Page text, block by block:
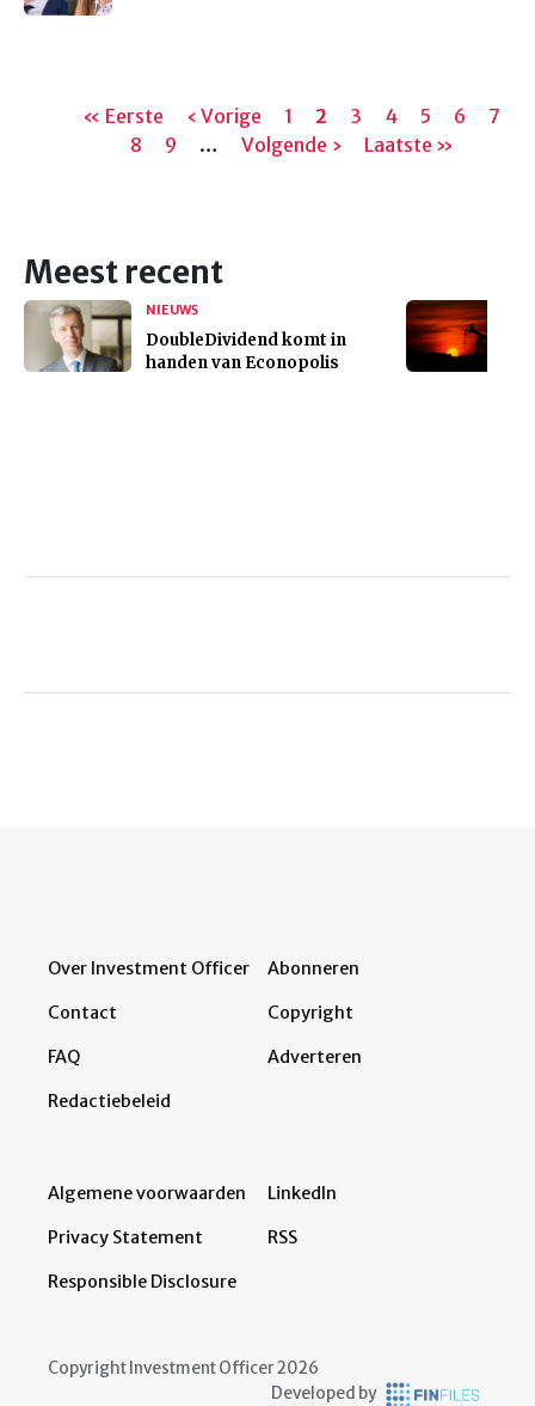
Paginering
Eerste
pagina
« Eerste
Vorige
pagina
‹ Vorige Pagina
1
Huidige
pagina
2 Pagina
3 Pagina
4 Pagina
5 Pagina
6
7
Pagina
8 Pagina
9 …
Volgende
Volgende ›
Laatste
Laatste »
Meest recent
NIEUWS
DoubleDividend komt in
handen van Econopolis
Over Investment Officer
Contact
FAQ
Redactiebeleid
Abonneren
Copyright
Adverteren
Algemene voorwaarden
Privacy Statement
Responsible Disclosure
LinkedIn
RSS
Copyright Investment Officer 2026
Developed by